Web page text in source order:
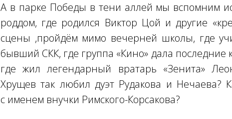
А в парке Победы в тени аллей мы вспомним
роддом, где родился Виктор Цой и другие
сцены ,пройдём мимо вечерней школы, где
бывший СКК, где группа «Кино» дала
где жил легендарный вратарь «Зенита»
Хрущев так любил дуэт Рудакова и Нечаева?
с именем внучки Римского-Корсакова?